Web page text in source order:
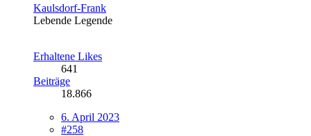
Kaulsdorf-Frank
Lebende Legende
Erhaltene Likes
641
Beiträge
18.866
6. April 2023
#258